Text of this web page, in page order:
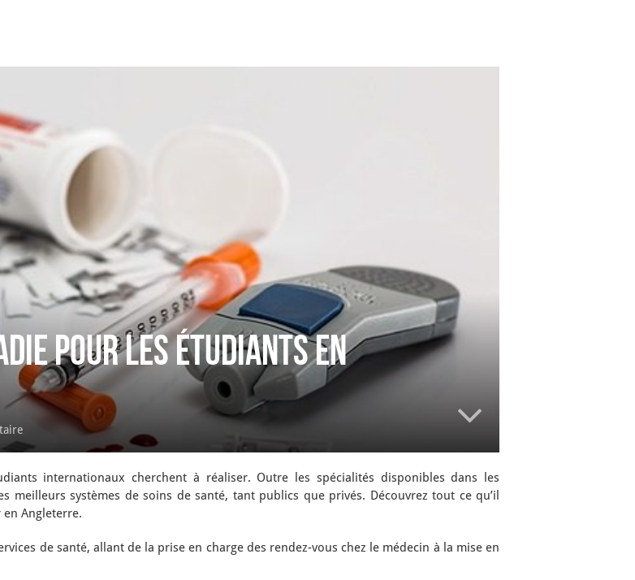
pour les étudiants en
internationaux cherchent à réaliser. Outre les spécialités disponibles dans les
meilleurs systèmes de soins de santé, tant publics que privés. Découvrez tout ce qu’il
Angleterre.
de santé, allant de la prise en charge des rendez-vous chez le médecin à la mise en